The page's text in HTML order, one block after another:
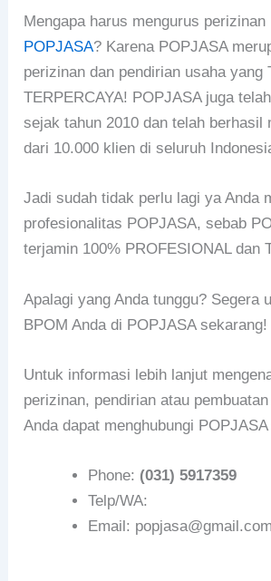
Mengapa harus mengurus perizinan
POPJASA? Karena POPJASA
perizinan dan pendirian usaha yang
TERPERCAYA! POPJASA juga
sejak tahun 2010 dan telah berhasil
dari 10.000 klien di seluruh
Jadi sudah tidak perlu lagi ya Anda
profesionalitas POPJASA, sebab
terjamin 100% PROFESIONAL dan
Apalagi yang Anda tunggu? Segera
BPOM Anda di POPJASA sekarang!
Untuk informasi lebih lanjut
perizinan, pendirian atau
Anda dapat menghubungi POPJASA
Phone: (031) 5917359
Telp/WA:
Email: popjasa@gmail.com